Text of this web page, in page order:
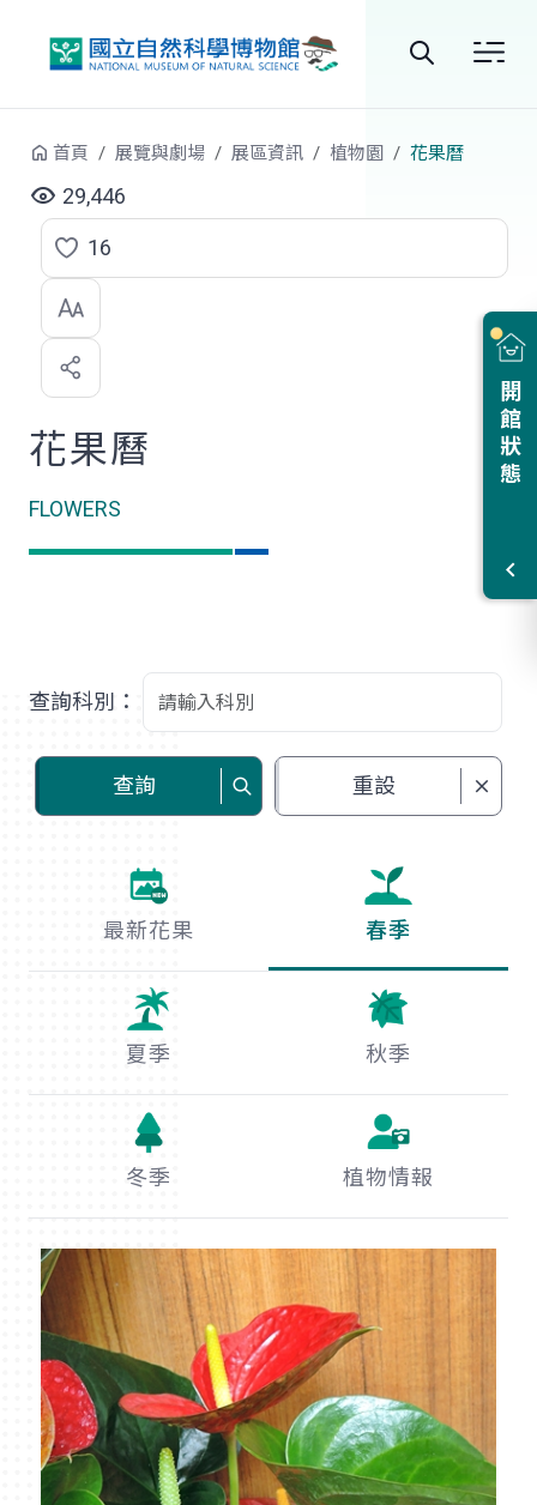
站
尋
開館狀態
首頁 展覽與劇場 展區資訊 植物園 花果曆
29,446
點
選
喜
歡
16
花果曆
FLOWERS
查詢科別：
查詢 重設
最新花果 春季
夏季 秋季
冬季 植物情報